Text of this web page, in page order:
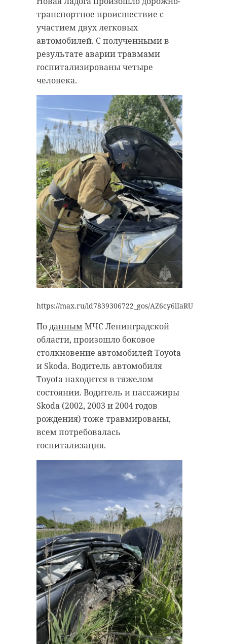
транспортное происшествие с
участием двух легковых
автомобилей. С полученными в
результате аварии травмами
госпитализированы четыре
человека.
https://max.ru/id7839306722_gos/AZ6cy6lIaRU
ПоданнымМЧС Ленинградской
области, произошло боковое
столкновение автомобилей Toyota
и Skoda. Водитель автомобиля
Toyota находится в тяжелом
состоянии. Водитель и пассажиры
Skoda (2002, 2003 и 2004 годов
рождения) тоже травмированы,
всем потребовалась
госпитализация.
47channel
47channel
Фото: 47channel
ломоносовский район
эвакуация атака бпла
пеники гостилицы
Поделиться статьей:
РЕКОМЕНДУЕМ
Ленобласти
столкнулись три
ле ...
17 июля 2021, 17:06
Жителей
дороги
— Кейкино
защитят от ...
15 ноября 2021, 19:37
сергей перминов пмэф
Поделиться статьей: